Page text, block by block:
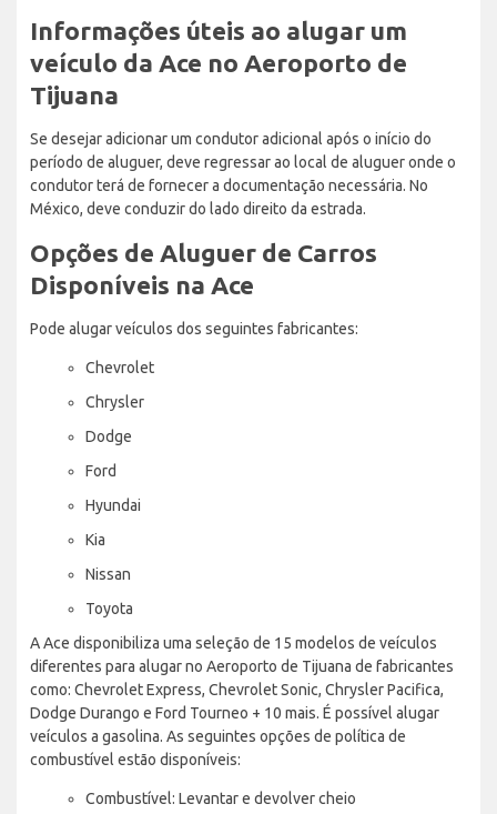
Informações úteis ao alugar um
veículo da Ace no Aeroporto de
Tijuana
Se desejar adicionar um condutor adicional após o início do
período de aluguer, deve regressar ao local de aluguer onde o
condutor terá de fornecer a documentação necessária. No
México, deve conduzir do lado direito da estrada.
Opções de Aluguer de Carros
Disponíveis na Ace
Pode alugar veículos dos seguintes fabricantes:
Chevrolet
Chrysler
Dodge
Ford
Hyundai
Kia
Nissan
Toyota
A Ace disponibiliza uma seleção de 15 modelos de veículos
diferentes para alugar no Aeroporto de Tijuana de fabricantes
como: Chevrolet Express, Chevrolet Sonic, Chrysler Pacifica,
Dodge Durango e Ford Tourneo + 10 mais. É possível alugar
veículos a gasolina. As seguintes opções de política de
combustível estão disponíveis:
Combustível: Levantar e devolver cheio